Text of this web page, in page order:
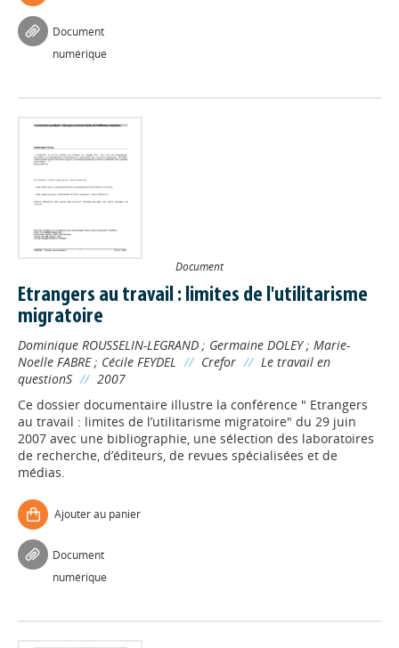
Document
numérique
Document
Etrangers au travail : limites de l'utilitarisme
migratoire
Dominique ROUSSELIN-LEGRAND ; Germaine DOLEY; Marie-
Noelle FABRE; Cécile FEYDEL // Crefor // Le travail en
questionS // 2007
Ce dossier documentaire illustre la conférence " Etrangers
au travail : limites de l’utilitarisme migratoire" du 29 juin
2007 avec une bibliographie, une sélection des laboratoires
de recherche, d’éditeurs, de revues spécialisées et de
médias.
Ajouter au panier
Document
numérique